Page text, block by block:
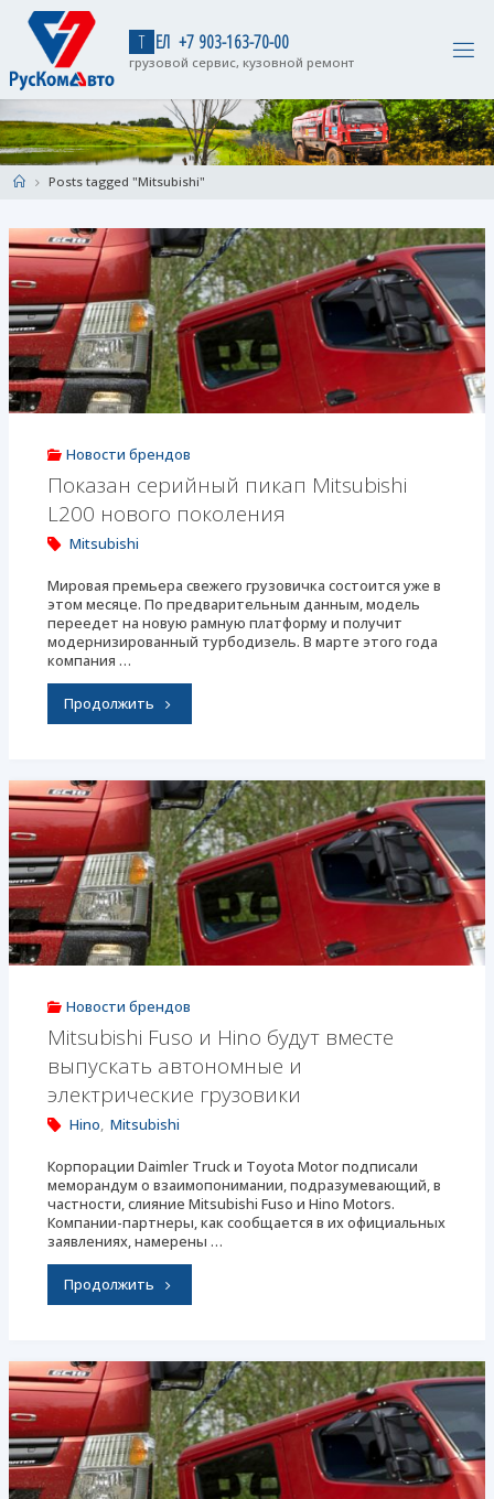
content
Т ЕЛ +7 903-163-70-00
грузовой сервис, кузовной ремонт
HomePosts tagged "Mitsubishi"
Новости брендов
Показан серийный пикап Mitsubishi
L200 нового поколения
Mitsubishi
Мировая премьера свежего грузовичка состоится уже в
этом месяце. По предварительным данным, модель
переедет на новую рамную платформу и получит
модернизированный турбодизель. В марте этого года
компания …
Продолжить"Показан
пикап
Mitsubishi
L200
нового
поколения"
Новости брендов
Mitsubishi Fuso и Hino будут вместе
выпускать автономные и
электрические грузовики
Hino, Mitsubishi
Корпорации Daimler Truck и Toyota Motor подписали
меморандум о взаимопонимании, подразумевающий, в
частности, слияние Mitsubishi Fuso и Hino Motors.
Компании-партнеры, как сообщается в их официальных
заявлениях, намерены …
Продолжить"Mitsubishi
и
Hino
будут
вместе